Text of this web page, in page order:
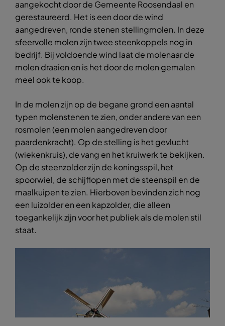
aangekocht door de Gemeente Roosendaal en
gerestaureerd. Het is een door de wind
aangedreven, ronde stenen stellingmolen. In deze
sfeervolle molen zijn twee steenkoppels nog in
bedrijf. Bij voldoende wind laat de molenaar de
molen draaien en is het door de molen gemalen
meel ook te koop.
In de molen zijn op de begane grond een aantal
typen molenstenen te zien, onder andere van een
rosmolen (een molen aangedreven door
paardenkracht). Op de stelling is het gevlucht
(wiekenkruis), de vang en het kruiwerk te bekijken.
Op de steenzolder zijn de koningsspil, het
spoorwiel, de schijflopen met de steenspil en de
maalkuipen te zien. Hierboven bevinden zich nog
een luizolder en een kapzolder, die alleen
toegankelijk zijn voor het publiek als de molen stil
staat.